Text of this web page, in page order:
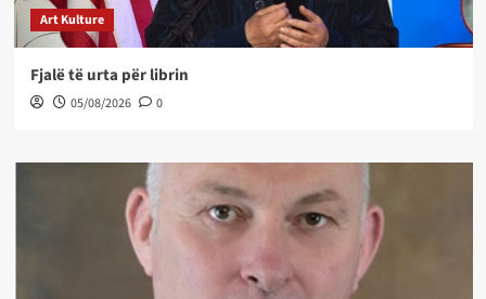
Art Kulture
Fjalë të urta për librin
05/08/2026 0